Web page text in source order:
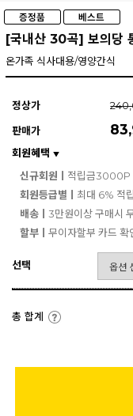
[국내산 30곡] 보의당
온가족 식사대용/영양간식
정상가
판매가
회원혜택 ▼
신규회원ㅣ 적립금3000P
회원등급별ㅣ 최대 6% 적
배송ㅣ 3만원이상 구매시
할부ㅣ 무이자할부 카드 확
선택
총 합계